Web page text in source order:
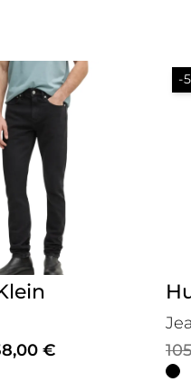
€
-
Il
Il